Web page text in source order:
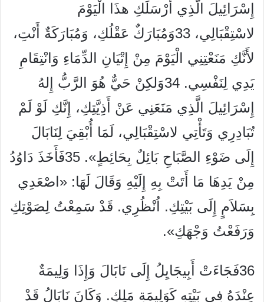
إِسْرَائِيلَ الَّذِي أَرْسَلَكِ هذَا الْيَوْمَ
لاسْتِقْبَالِي، 33وَمُبَارَكٌ عَقْلُكِ، وَمُبَارَكَةٌ أَنْتِ،
لأَنَّكِ مَنَعْتِنِي الْيَوْمَ مِنْ إِتْيَانِ الدِّمَاءِ وَانْتِقَامِ
يَدِي لِنَفْسِي. 34وَلكِنْ حَيٌّ هُوَ الرَّبُّ إِلهُ
إِسْرَائِيلَ الَّذِي مَنَعَنِي عَنْ أَذِيَّتِكِ، إِنَّكِ لَوْ لَمْ
تُبَادِرِي وَتَأْتِي لاسْتِقْبَالِي، لَمَا أُبْقِيَ لِنَابَالَ
إِلَى ضَوْءِ الصَّبَاحِ بَائِلٌ بِحَائِطٍ». 35فَأَخَذَ دَاوُدُ
مِنْ يَدِهَا مَا أَتَتْ بِهِ إِلَيْهِ وَقَالَ لَهَا: «اصْعَدِي
بِسَلاَمٍ إِلَى بَيْتِكِ. اُنْظُرِي. قَدْ سَمِعْتُ لِصَوْتِكِ
وَرَفَعْتُ وَجْهَكِ».
36فَجَاءَتْ أَبِيجَايِلُ إِلَى نَابَالَ وَإِذَا وَلِيمَةٌ
عِنْدَهُ فِي بَيْتِهِ كَوَلِيمَةِ مَلِكٍ. وَكَانَ نَابَالُ قَدْ